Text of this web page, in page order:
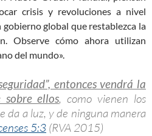
crisis y revoluciones a nivel
global que restablezca la
Observe cómo ahora utilizan
del mundo».
entonces vendrá la
sobre ellos, como vienen los
da a luz, y de ninguna manera
5:3 (RVA 2015)